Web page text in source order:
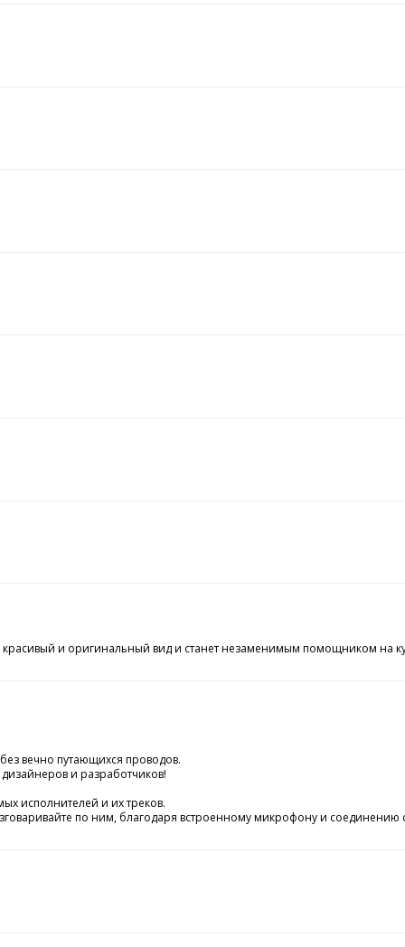
и оригинальный вид и станет незаменимым помощником на
вечно путающихся проводов.
и разработчиков!
исполнителей и их треков.
по ним, благодаря встроенному микрофону и